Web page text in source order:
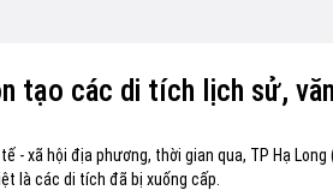
tạo các di tích lịch sử,
xã hội địa phương, thời gian qua, TP Hạ Long
là các di tích đã bị xuống cấp.